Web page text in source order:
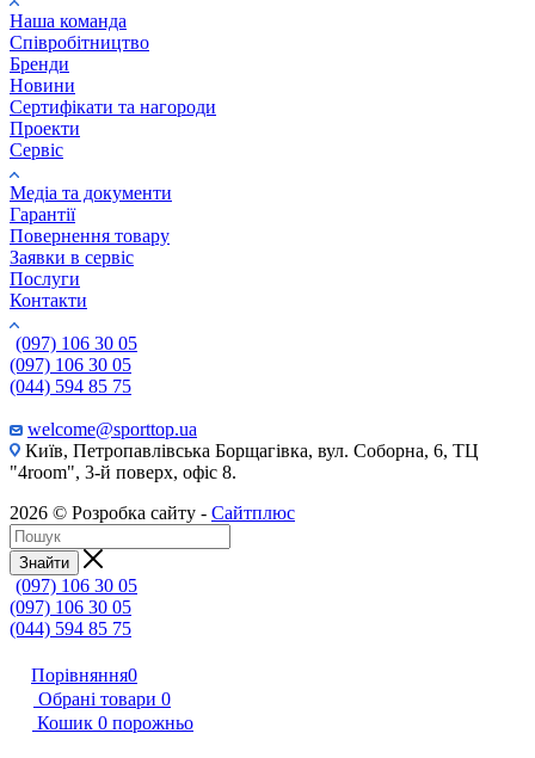
Наша команда
Співробітництво
Бренди
Новини
Сертифікати та нагороди
Проекти
Сервіс
Медіа та документи
Гарантії
Повернення товару
Заявки в сервіс
Послуги
Контакти
(097) 106 30 05
(097) 106 30 05
(044) 594 85 75
welcome@sporttop.ua
Київ, Петропавлівська Борщагівка, вул. Соборна, 6, ТЦ
"4room", 3-й поверх, офіс 8.
2026 © Розробка сайту - Сайтплюс
Знайти
(097) 106 30 05
(097) 106 30 05
(044) 594 85 75
Порівняння0
Обрані товари 0
Кошик 0 порожньо